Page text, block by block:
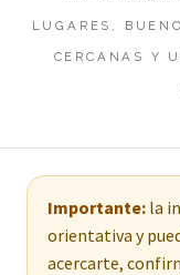
LUGARES,
CERCANAS Y
Importante:la
orientativa y
acercarte,